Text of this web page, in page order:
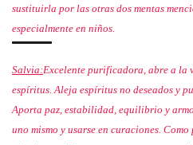
sustituirla por las otras dos mentas
especialmente en niños.
Salvia:Excelente purificadora, abre a la
espíritus. Aleja espíritus no deseados y
Aporta paz, estabilidad, equilibrio y
uno mismo y usarse en curaciones.